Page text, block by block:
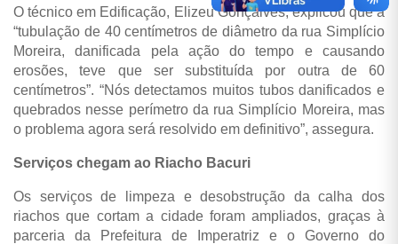
O técnico em Edificação, Elizeu Gonçalves, explicou que a
“tubulação de 40 centímetros de diâmetro da rua Simplício
Moreira, danificada pela ação do tempo e causando
erosões, teve que ser substituída por outra de 60
centímetros”. “Nós detectamos muitos tubos danificados e
quebrados nesse perímetro da rua Simplício Moreira, mas
o problema agora será resolvido em definitivo”, assegura.
Serviços chegam ao Riacho Bacuri
Os serviços de limpeza e desobstrução da calha dos
riachos que cortam a cidade foram ampliados, graças à
parceria da Prefeitura de Imperatriz e o Governo do